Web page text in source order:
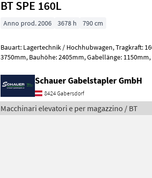
BT SPE 160L
Anno prod. 2006 3678 h 790 cm
Bauart: Lagertechnik / Hochhubwagen, Tragkraft: 1600kg, Hubhöhe:
3750mm, Bauhöhe: 2405mm, Gabellänge: 1150mm, Batterie: TAB PzS
Schauer Gabelstapler GmbH
8424 Gabersdorf
Macchinari elevatori e per magazzino / BT